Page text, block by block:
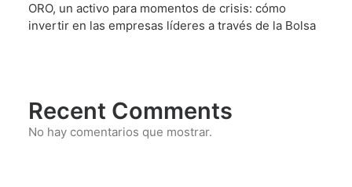
ORO, un activo para momentos de crisis: cómo
invertir en las empresas líderes a través de la Bolsa
Recent Comments
No hay comentarios que mostrar.